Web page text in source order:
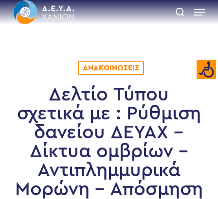
Skip
to
main
search
Menu
ΑΝΑΚΟΙΝΏΣΕΙΣ
Δελτίο Τύπου
σχετικά με : Ρύθμιση
δανείου ΔΕΥΑΧ –
Δίκτυα ομβρίων –
Αντιπλημμυρικά
Μορώνη – Απόσμηση